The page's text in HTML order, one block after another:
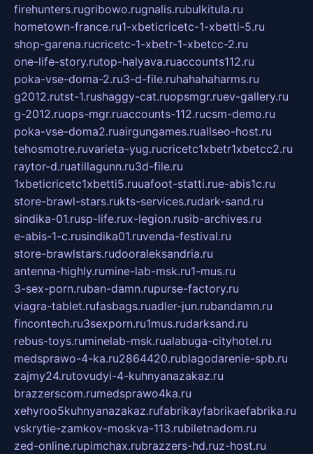
firehunters.rugribowo.rugnalis.rubulkitula.ru
hometown-france.ru1-xbeticricetc-1-xbetti-5.ru
shop-garena.rucricetc-1-xbetr-1-xbetcc-2.ru
one-life-story.rutop-halyava.ruaccounts112.ru
poka-vse-doma-2.ru3-d-file.ruhahahaharms.ru
g2012.rutst-1.rushaggy-cat.ruopsmgr.ruev-gallery.ru
g-2012.ruops-mgr.ruaccounts-112.rucsm-demo.ru
poka-vse-doma2.ruairgungames.ruallseo-host.ru
tehosmotre.ruvarieta-yug.rucricetc1xbetr1xbetcc2.ru
raytor-d.ruatillagunn.ru3d-file.ru
1xbeticricetc1xbetti5.ruuafoot-statti.rue-abis1c.ru
store-brawl-stars.rukts-services.rudark-sand.ru
sindika-01.rusp-life.rux-legion.rusib-archives.ru
e-abis-1-c.rusindika01.ruvenda-festival.ru
store-brawlstars.rudooraleksandria.ru
antenna-highly.rumine-lab-msk.ru1-mus.ru
3-sex-porn.ruban-damn.rupurse-factory.ru
viagra-tablet.rufasbags.ruadler-jun.rubandamn.ru
fincontech.ru3sexporn.ru1mus.rudarksand.ru
rebus-toys.ruminelab-msk.rualabuga-cityhotel.ru
medsprawo-4-ka.ru2864420.rublagodarenie-spb.ru
zajmy24.rutovudyi-4-kuhnyanazakaz.ru
brazzerscom.rumedsprawo4ka.ru
xehyroo5kuhnyanazakaz.rufabrikayfabrikaefabrika.ru
vskrytie-zamkov-moskva-113.rubiletnadom.ru
zed-online.rupimchax.rubrazzers-hd.ruz-host.ru